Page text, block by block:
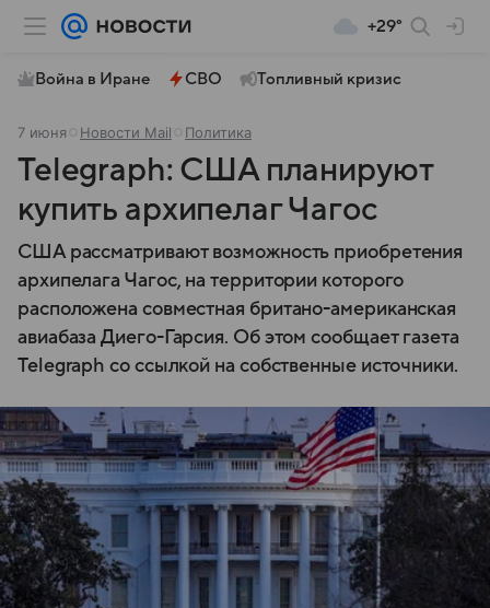
+29°
Война в Иране СВО Топливный кризис
7 июня Новости Mail Политика
Telegraph: США планируют
купить архипелаг Чагос
США рассматривают возможность приобретения
архипелага Чагос, на территории которого
расположена совместная британо-американская
авиабаза Диего-Гарсия. Об этом сообщает газета
Telegraph со ссылкой на собственные источники.